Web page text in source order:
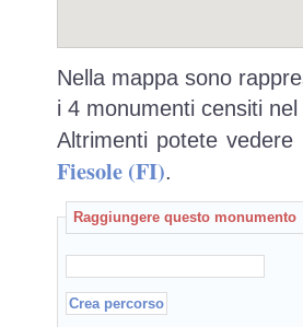
Nella mappa sono
i 4 monumenti censiti
Altrimenti potete vedere
Fiesole (FI).
Raggiungere questo monumento